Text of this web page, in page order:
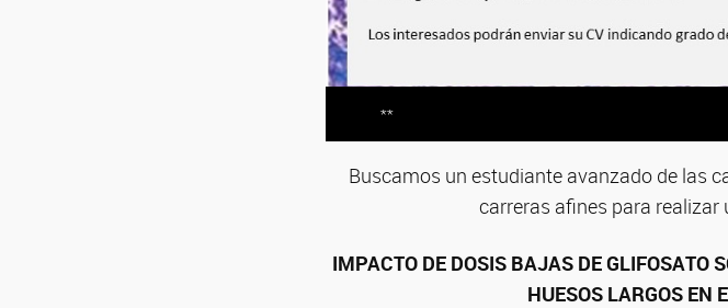
**
Buscamos un estudiante avanzado de las
carreras afines para realizar
IMPACTO DE DOSIS BAJAS DE GLIFOSATO
HUESOS LARGOS EN